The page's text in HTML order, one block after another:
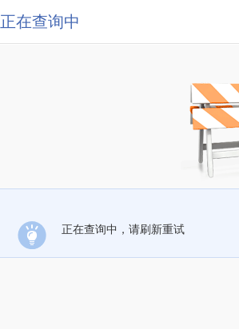
正在查询中
正在查询中，请刷新重试